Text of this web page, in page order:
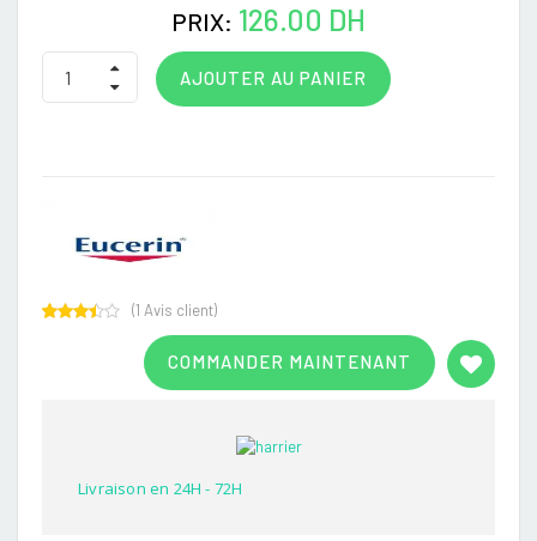
PRIX: 126.00 DH
AJOUTER AU PANIER
COMMANDER MAINTENANT
(1 Avis client)
Livraison en 24H - 72H